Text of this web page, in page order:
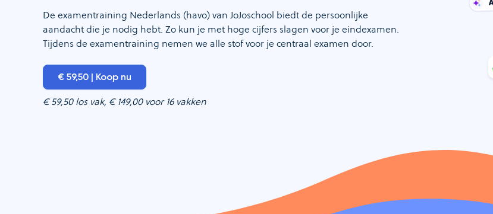
De examentraining Nederlands (havo) van JoJoschool biedt de persoonlijke
aandacht die je nodig hebt. Zo kun je met hoge cijfers slagen voor je eindexamen.
Tijdens de examentraining nemen we alle stof voor je centraal examen door.
€ 59,50 | Koop nu
€ 59,50 los vak, € 149,00 voor 16 vakken